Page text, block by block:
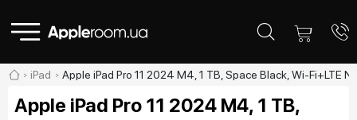
iPad Apple iPad Pro 11 2024 M4, 1 TB, Space Black, Wi-Fi+LTE
Apple iPad Pro 11 2024 M4, 1 TB,